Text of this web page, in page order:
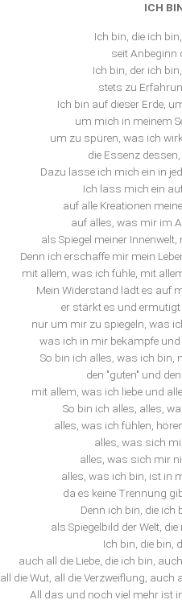
ICH
Ich bin, die ich
seit Anbeginn
Ich bin, der ich
stets zu
Ich bin auf dieser Erde,
um mich in meinem
um zu spüren, was ich
die Essenz
Dazu lasse ich mich ein in
Ich lass mich ein
auf alle Kreationen
auf alles, was mir im
als Spiegel meiner Innenwelt,
Denn ich erschaffe mir mein
mit allem, was ich fühle, mit
Mein Widerstand lädt es auf
er stärkt es und ermutigt
nur um mir zu spiegeln, was
was ich in mir bekämpfe und
So bin ich alles, was ich bin,
den "guten" und
mit allem, was ich liebe und
So bin ich alles, alles,
alles, was ich fühlen,
alles, was sich
alles, was sich mir
alles, was ich bin, ist in
da es keine Trennung
Denn ich bin, die ich
als Spiegelbild der Welt,
Ich bin, die bin,
auch all die Liebe, die ich bin,
all die Wut, all die Verzweiflung, auch
All das und noch viel mehr ist